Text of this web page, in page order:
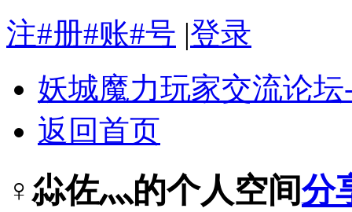
注#册#账#号 |登录
妖城魔力玩家交流论
返回首页
♀尛佐灬的个人空间分